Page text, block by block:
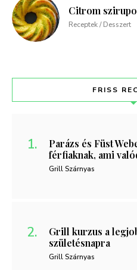
Citrom
Receptek / Desszert
FRISS
Parázs és Füst
férfiaknak, ami
Grill Szárnyas
Grill kurzus a
születésnapra
Grill Szárnyas